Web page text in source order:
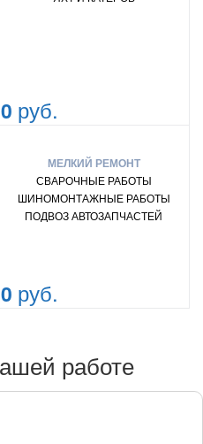
руб.
МЕЛКИЙ РЕМОНТ
СВАРОЧНЫЕ РАБОТЫ
ШИНОМОНТАЖНЫЕ РАБОТЫ
ПОДВОЗ АВТОЗАПЧАСТЕЙ
руб.
работе